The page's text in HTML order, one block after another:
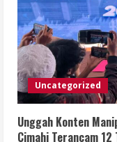
Uncategorized
Unggah Konten
Cimahi Terancam 12